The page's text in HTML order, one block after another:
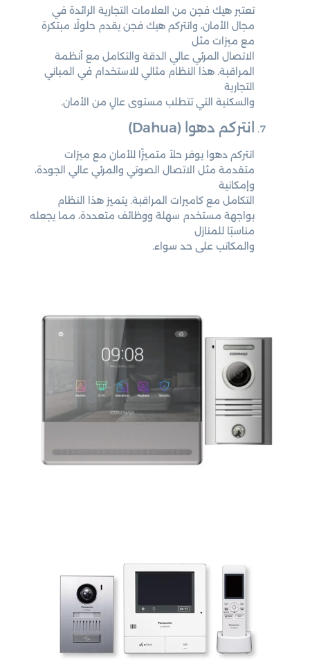
تعتبر هيك فجن من العلامات التجارية الرائدة في
مجال الأمان، وانتركم هيك فجن يقدم حلولًا مبتكرة
مع ميزات مثل
الاتصال المرئي عالي الدقة والتكامل مع أنظمة
المراقبة. هذا النظام مثالي للاستخدام في المباني
التجارية
والسكنية التي تتطلب مستوى عالٍ من الأمان.
انتركم دهوا (Dahua)
انتركم دهوا يوفر حلاً متميزًا للأمان مع ميزات
متقدمة مثل الاتصال الصوتي والمرئي عالي الجودة،
وإمكانية
التكامل مع كاميرات المراقبة. يتميز هذا النظام
بواجهة مستخدم سهلة ووظائف متعددة، مما يجعله
مناسبًا للمنازل
والمكاتب على حد سواء.